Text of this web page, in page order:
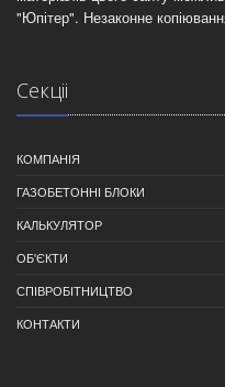
"Юпітер". Незаконне
Секцii
КОМПАНIЯ
ГАЗОБЕТОННІ БЛОКИ
КАЛЬКУЛЯТОР
ОБ'ЄКТИ
СПІВРОБІТНИЦТВО
КОНТАКТИ